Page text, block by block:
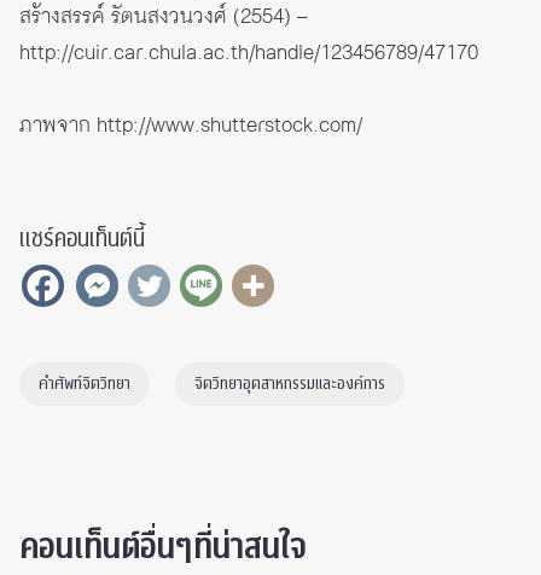
สร้างสรรค์ รัตนสงวนวงศ์ (2554) –
http://cuir.car.chula.ac.th/handle/123456789/47170
ภาพจาก http://www.shutterstock.com/
แชร์คอนเท็นต์นี้
คำศัพท์จิตวิทยา จิตวิทยาอุตสาหกรรมและองค์การ
คอนเท็นต์อื่นๆที่น่าสนใจ